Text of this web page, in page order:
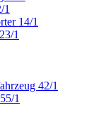
1
14/1
1
42/1
1